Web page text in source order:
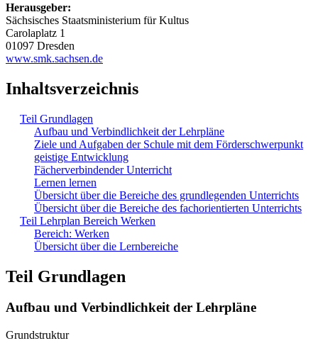
Herausgeber:
Sächsisches Staatsministerium für Kultus
Carolaplatz 1
01097 Dresden
www.smk.sachsen.de
Inhaltsverzeichnis
Teil Grundlagen
Aufbau und Verbindlichkeit der Lehrpläne
Ziele und Aufgaben der Schule mit dem Förderschwerpunkt
geistige Entwicklung
Fächerverbindender Unterricht
Lernen lernen
Übersicht über die Bereiche des grundlegenden Unterrichts
Übersicht über die Bereiche des fachorientierten Unterrichts
Teil Lehrplan Bereich Werken
Bereich: Werken
Übersicht über die Lernbereiche
Teil Grundlagen
Aufbau und Verbindlichkeit der Lehrpläne
Grundstruktur